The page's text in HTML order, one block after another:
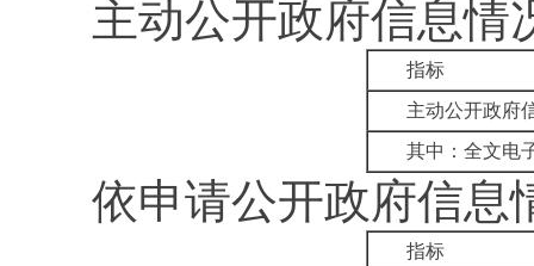
主动公开政府信息情
指标
主动公开政府
其中：全文电
依申请公开政府信息
指标